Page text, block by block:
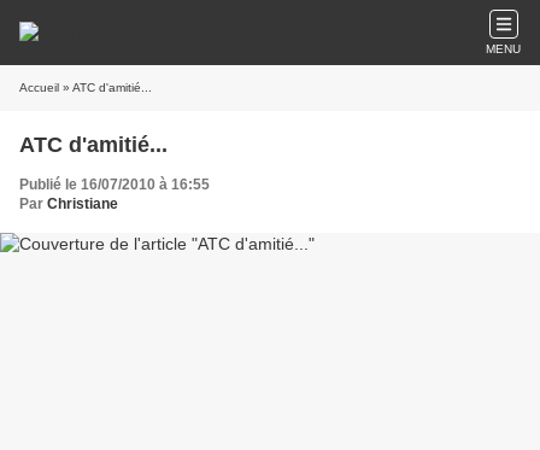
MENU
Accueil » ATC d'amitié...
ATC d'amitié...
Publié le 16/07/2010 à 16:55
Par Christiane